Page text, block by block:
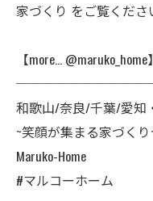
家づくり をご覧くだ
【more… @maruko_home】
和歌山/奈良/千葉/愛知
~笑顔が集まる家づくり
Maruko-Home
#マルコーホーム